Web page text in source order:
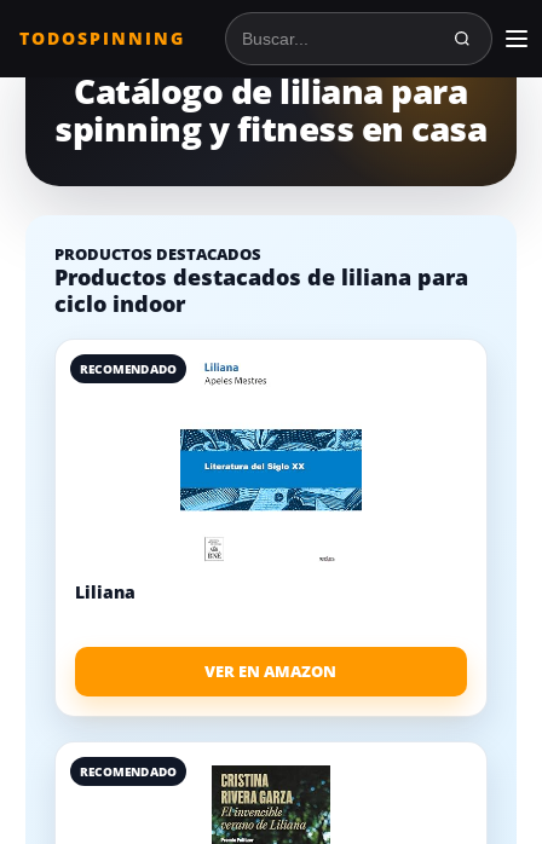
TODOSPINNING Buscar en TodoSpinning
Catálogo de liliana para
spinning y fitness en casa
PRODUCTOS DESTACADOS
Productos destacados de liliana para
ciclo indoor
RECOMENDADO
Liliana
VER EN AMAZON
RECOMENDADO